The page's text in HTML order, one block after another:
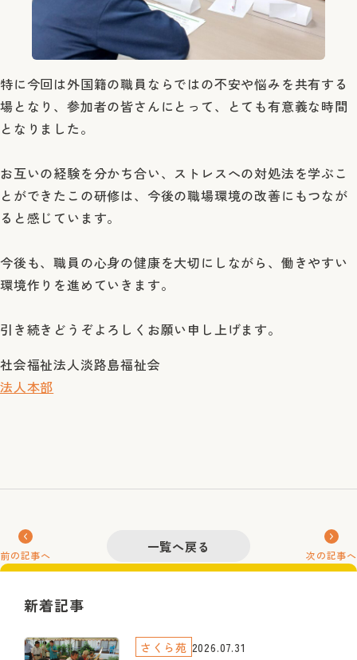
特に今回は外国籍の職員ならではの不安や悩みを共有する
場となり、参加者の皆さんにとって、とても有意義な時間
となりました。
お互いの経験を分かち合い、ストレスへの対処法を学ぶこ
とができたこの研修は、今後の職場環境の改善にもつなが
ると感じています。
今後も、職員の心身の健康を大切にしながら、働きやすい
環境作りを進めていきます。
引き続きどうぞよろしくお願い申し上げます。
社会福祉法人淡路島福祉会
法人本部
前の記事へ
一覧へ戻る
次の記事へ
新着記事
さくら苑 2026.07.31